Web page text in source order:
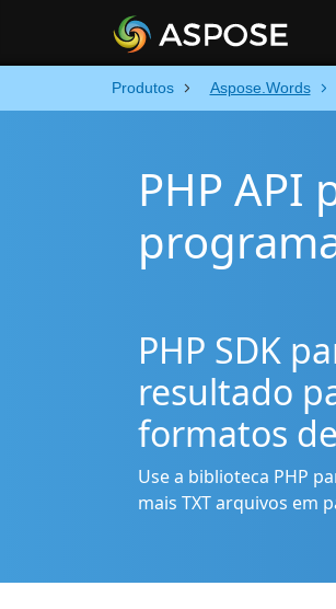
Produtos Aspose.Words
PHP API
PHP SDK
resultado
formatos
Use a biblioteca PHP
mais TXT arquivos em